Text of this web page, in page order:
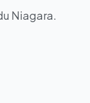
Niagara.